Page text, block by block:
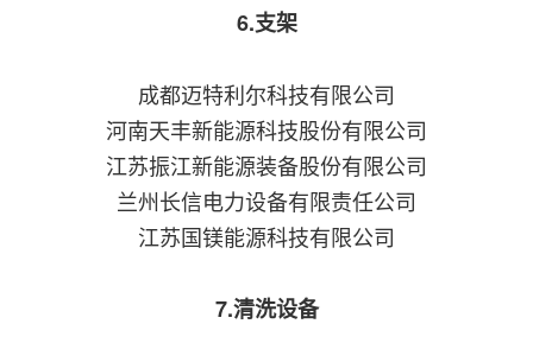
6.支架
成都迈特利尔科技有限公司
河南天丰新能源科技股份有限公司
江苏振江新能源装备股份有限公司
兰州长信电力设备有限责任公司
江苏国镁能源科技有限公司
7.清洗设备